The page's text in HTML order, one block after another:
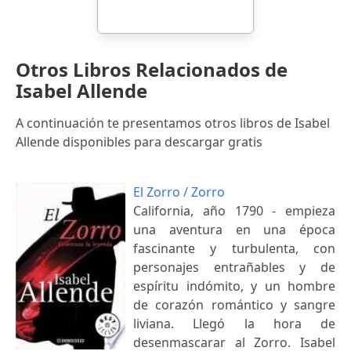
Otros Libros Relacionados de
Isabel Allende
A continuación te presentamos otros libros de Isabel
Allende disponibles para descargar gratis
El Zorro / Zorro
California, año 1790 - empieza
una aventura en una época
fascinante y turbulenta, con
personajes entrañables y de
espíritu indómito, y un hombre
de corazón romántico y sangre
liviana. Llegó la hora de
desenmascarar al Zorro. Isabel